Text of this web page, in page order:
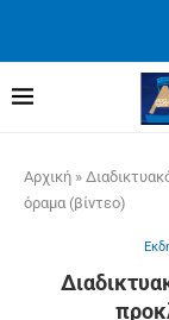
Αρχική »
όραμα (βίντεο)